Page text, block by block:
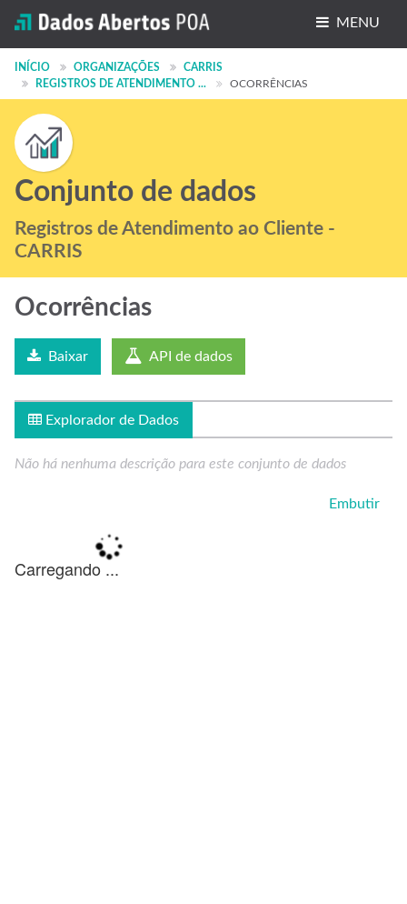
MENU
Conjuntos de dados
Organizações
Grupos
Sobre
INÍCIO ORGANIZAÇÕES
CARRIS
REGISTROS DE ATENDIMENTO ...
OCORRÊNCIAS
Conjunto de dados
Registros de Atendimento ao Cliente -
CARRIS
Ocorrências
Baixar API de dados
Explorador de Dados
Não há nenhuma descrição para este conjunto de dados
Embutir